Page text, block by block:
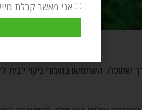
שתוכלו. השתמשו בחומרי ניקוי לבית
אני מאשר קבלת